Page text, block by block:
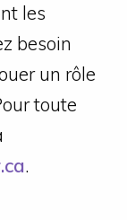
les
besoin
un rôle
toute
.